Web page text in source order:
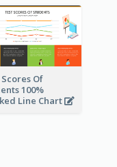
Of
100%
Line Chart